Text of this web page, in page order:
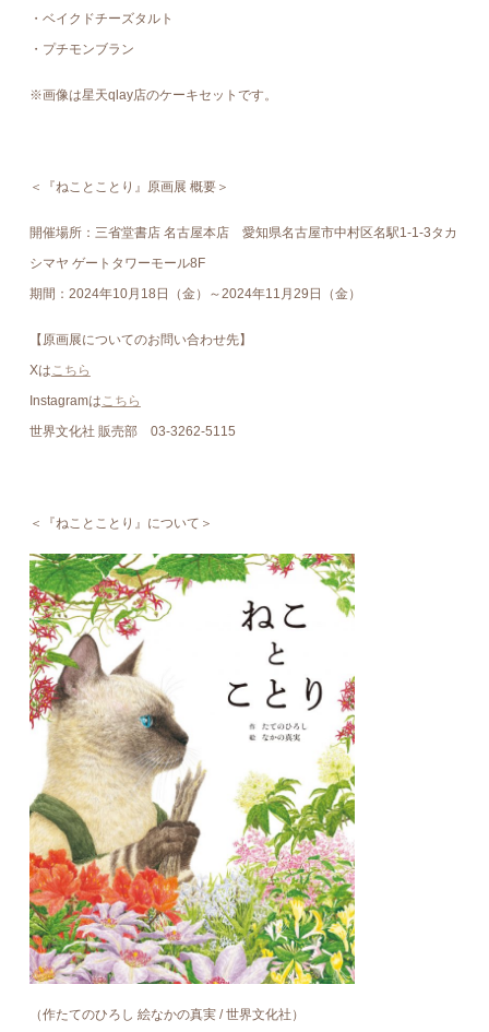
・ベイクドチーズタルト
・プチモンブラン
※画像は星天qlay店のケーキセットです。
＜『ねことことり』原画展 概要＞
開催場所：三省堂書店 名古屋本店 愛知県名古屋市中村区名駅1-1-3タカ
シマヤ ゲートタワーモール8F
期間：2024年10月18日（金）～2024年11月29日（金）
【原画展についてのお問い合わせ先】
Xは こちら
Instagramは こちら
世界文化社 販売部 03-3262-5115
＜『ねことことり』について＞
（作たてのひろし 絵なかの真実 / 世界文化社）